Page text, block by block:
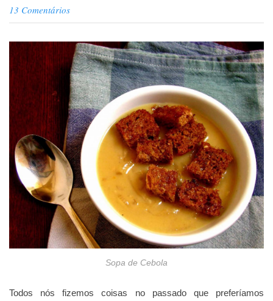
13 Comentários
Sopa de Cebola
Todos nós fizemos coisas no passado que preferíamos